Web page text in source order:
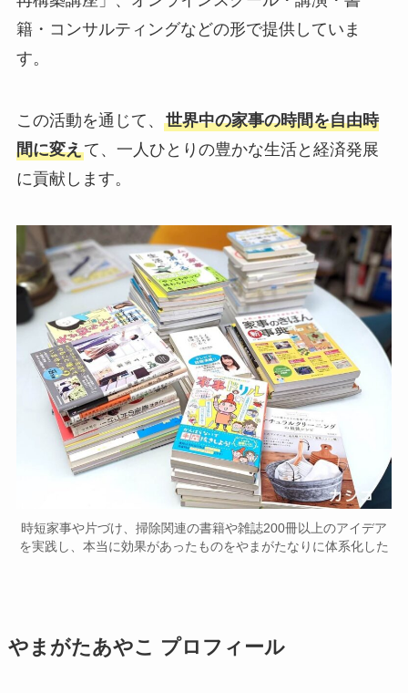
籍・コンサルティングなどの形で提供していま
す。
この活動を通じて、 世界中の家事の時間を自由時
間に変えて、一人ひとりの豊かな生活と経済発展
に貢献します。
時短家事や片づけ、掃除関連の書籍や雑誌200冊以上のアイデア
を実践し、本当に効果があったものをやまがたなりに体系化した
やまがたあやこ プロフィール